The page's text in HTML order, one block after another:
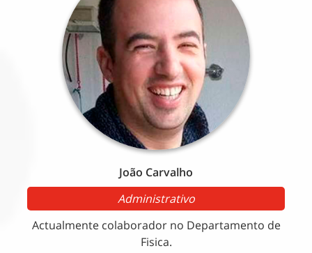
João Carvalho
Administrativo
Actualmente colaborador no Departamento de
Fisica.